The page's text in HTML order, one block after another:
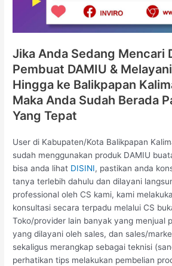
Jika Anda Sedang Mencari
Pembuat DAMIU &
Hingga ke Balikpapan
Maka Anda Sudah Berada
Yang Tepat
User di Kabupaten/Kota Balikpapan
sudah menggunakan produk DAMIU
bisa anda lihat DISINI, pastikan anda
tanya terlebih dahulu dan dilayani
professional oleh CS kami, kami
konsultasi secara terpadu melalui CS
Toko/provider lain banyak yang menjual
yang dilayani oleh sales, dan sales/
sekaligus merangkap sebagai teknisi
perhatikan tips melakukan pembelian